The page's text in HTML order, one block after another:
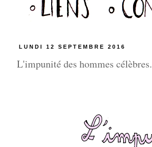
LUNDI 12 SEPTEMBRE 2016
L'impunité des hommes célèbres.